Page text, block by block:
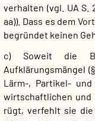
verhalten (vgl. UA S.
aa)). Dass es dem
begründet keinen
c) Soweit die
Aufklärungsmängel
Lärm-, Partikel-
wirtschaftlichen und
rügt, verfehlt sie die